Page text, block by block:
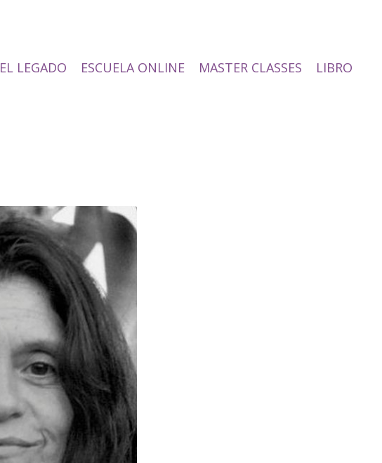
EL LEGADO ESCUELA ONLINE MASTER CLASSES LIBRO